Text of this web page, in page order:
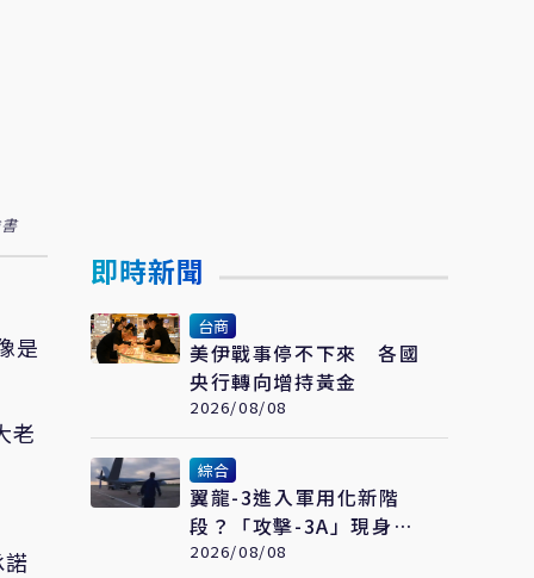
是
老
即時新聞
台商
美伊戰事停不下來 各國
央行轉向增持黃金
2026/08/08
綜合
翼龍-3進入軍用化新階
段？「攻擊-3A」現身聯
合作戰演練
2026/08/08